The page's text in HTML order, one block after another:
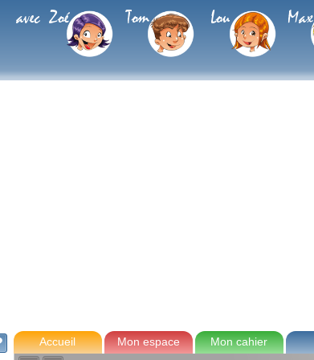
avec Zoé Tom Lou Max
Accueil Mon espace Mon cahier